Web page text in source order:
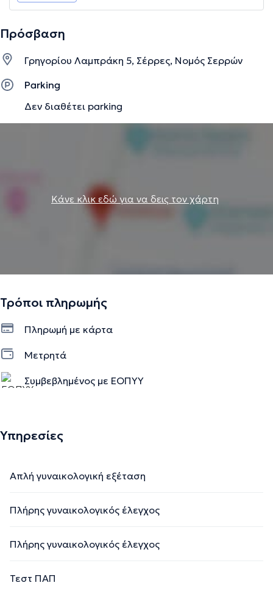
Πρόσβαση
Γρηγορίου Λαμπράκη 5, Σέρρες, Νομός Σερρών
Parking
Δεν διαθέτει parking
Κάνε κλικ εδώ για να δεις τον χάρτη
Τρόποι πληρωμής
Πληρωμή με κάρτα
Μετρητά
Συμβεβλημένος με ΕΟΠΥΥ
Υπηρεσίες
Απλή γυναικολογική εξέταση
Πλήρης γυναικολογικός έλεγχος
Πλήρης γυναικολογικός έλεγχος
Τεστ ΠΑΠ